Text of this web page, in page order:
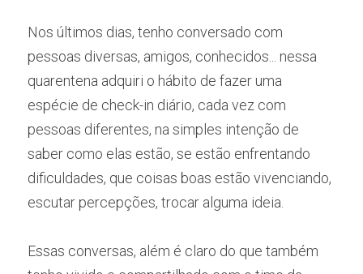
Nos últimos dias, tenho conversado com
pessoas diversas, amigos, conhecidos... nessa
quarentena adquiri o hábito de fazer uma
espécie de check-in diário, cada vez com
pessoas diferentes, na simples intenção de
saber como elas estão, se estão enfrentando
dificuldades, que coisas boas estão vivenciando,
escutar percepções, trocar alguma ideia.
Essas conversas, além é claro do que também